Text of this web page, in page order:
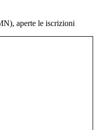
aperte le iscrizioni